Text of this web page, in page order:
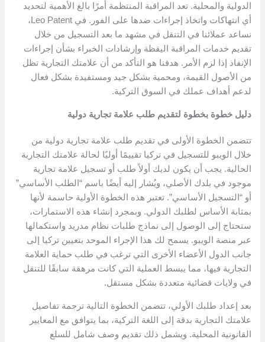
الدولية والمحلية. تعد المراقبة المنتظمة أمرًا بالغ الأهمية لتحديد
أي انتهاكات واتخاذ إجراءات ضدها على الفور. في Leo Patent،
نساعد عملائنا في التنقل في مشهد ما بعد التسجيل من خلال
تقديم خدمات المراقبة اليقظة وإرشادات الخبراء بشأن إجراءات
الإنفاذ إذا لزم الأمر. هدفنا هو التأكد من أن علامتك التجارية تظل
من الأصول القيمة، ومحمية بشكل جيد ومستفيدة بشكل فعال
لدعم أهداف عملك في السوق التركية.
دليل خطوة بخطوة لتقديم طلب علامة تجارية دولية
تتضمن الخطوة الأولى في تقديم طلب علامة تجارية دولية من
خلال الويبو للتسجيل في تركيا تقييمًا أوليًا لحالة علامتك التجارية
الحالية. يجب أن يكون لديك أولاً طلب أو تسجيل علامة تجارية
موجود في بلدك الأصلي، ويُشار إليه أيضًا باسم “الطلب الأساسي”
أو “التسجيل الأساسي”. تعتبر هذه الخطوة الأولية حاسمة لأنها
بمثابة الأساس لطلبك الدولي. وبمجرد إنشاء هذه الاستمارات،
ستحتاج إلى الوصول إلى نماذج طلبات نظام مدريد واستكمالها
عبر منصة الويبو. يسمح لك هذا الإجراء الموحد بتعيين تركيا إلى
جانب الدول الأعضاء الأخرى التي ترغب في طلب حماية العلامة
التجارية فيها، مما يبسط العملية التي كانت مرهقة سابقًا للتنقل
في ولايات قضائية متعددة بشكل مستقل.
بعد إعداد طلبك الأولي، تتضمن الخطوة التالية ترجمة تفاصيل
علامتك التجارية بدقة إلى اللغة التركية، بما يتوافق مع المعايير
القانونية المحلية. ويشمل ذلك تقديم وصف شامل للسلع